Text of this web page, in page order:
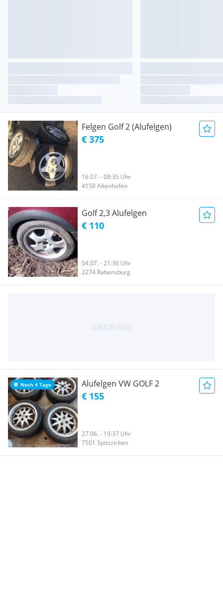
Felgen Golf 2 (Alufelgen)
€ 375
16.07. - 08:35 Uhr
4150 Altenhofen
Golf 2,3 Alufelgen
€ 110
04.07. - 21:36 Uhr
2274 Rabensburg
Noch 4 Tage Alufelgen VW GOLF 2
€ 155
27.06. - 19:37 Uhr
7501 Spitzzicken